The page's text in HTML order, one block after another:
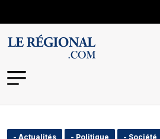
- Actualités - Politique - Société